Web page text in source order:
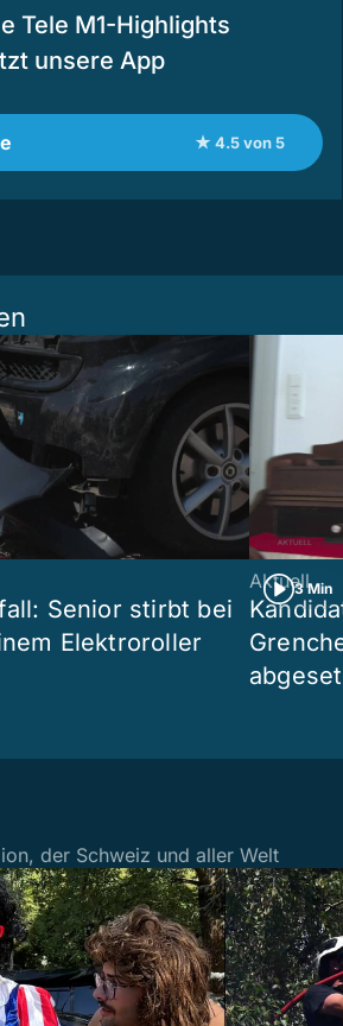
Tele M1-Highlights
unsere App
★ 4.5 von 5
Senior stirbt bei
Elektroroller
3 Min
Aktuell
der Schweiz und aller Welt